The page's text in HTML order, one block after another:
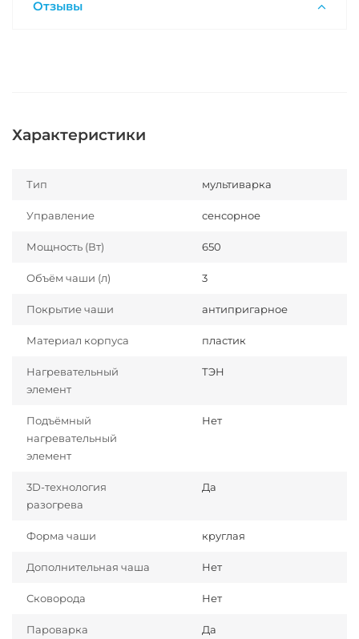
Отзывы
Характеристики
Тип мультиварка
Управление сенсорное
Мощность (Вт) 650
Объём чаши (л) 3
Покрытие чаши антипригарное
Материал корпуса пластик
Нагревательный
элемент
ТЭН
Подъёмный
нагревательный
элемент
Нет
3D-технология
разогрева
Да
Форма чаши круглая
Дополнительная чаша Нет
Сковорода Нет
Пароварка Да